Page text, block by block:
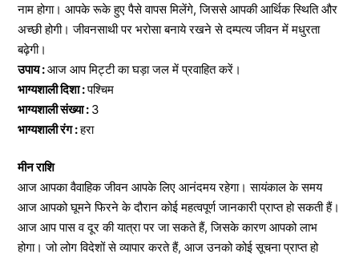
नाम होगा। आपके रूके हुए पैसे वापस मिलेंगे, जिससे आपकी आर्थिक स्थिति और
अच्छी होगी। जीवनसाथी पर भरोसा बनाये रखने से दम्पत्य जीवन में मधुरता
बढ़ेगी।
उपाय :आज आप मिट्टी का घड़ा जल में प्रवाहित करें।
भाग्यशाली दिशा :पश्चिम
भाग्यशाली संख्या : 3
भाग्यशाली रंग :हरा
मीन राशि
आज आपका वैवाहिक जीवन आपके लिए आनंदमय रहेगा। सायंकाल के समय
आज आपको घूमने फिरने के दौरान कोई महत्वपूर्ण जानकारी प्राप्त हो सकती हैं।
आज आप पास व दूर की यात्रा पर जा सकते हैं, जिसके कारण आपको लाभ
होगा। जो लोग विदेशों से व्यापार करते हैं, आज उनको कोई सूचना प्राप्त हो